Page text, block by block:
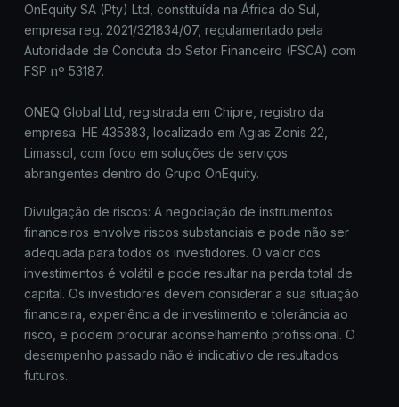
OnEquity SA (Pty) Ltd, constituída na África do Sul,
empresa reg. 2021/321834/07, regulamentado pela
Autoridade de Conduta do Setor Financeiro (FSCA) com
FSP nº 53187.
ONEQ Global Ltd, registrada em Chipre, registro da
empresa. HE 435383, localizado em Agias Zonis 22,
Limassol, com foco em soluções de serviços
abrangentes dentro do Grupo OnEquity.
Divulgação de riscos: A negociação de instrumentos
financeiros envolve riscos substanciais e pode não ser
adequada para todos os investidores. O valor dos
investimentos é volátil e pode resultar na perda total de
capital. Os investidores devem considerar a sua situação
financeira, experiência de investimento e tolerância ao
risco, e podem procurar aconselhamento profissional. O
desempenho passado não é indicativo de resultados
futuros.